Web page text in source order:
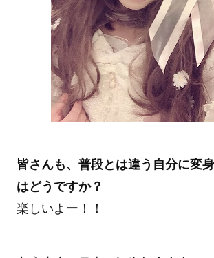
皆さんも、普段とは違う自分に変
はどうですか？
楽しいよー！！